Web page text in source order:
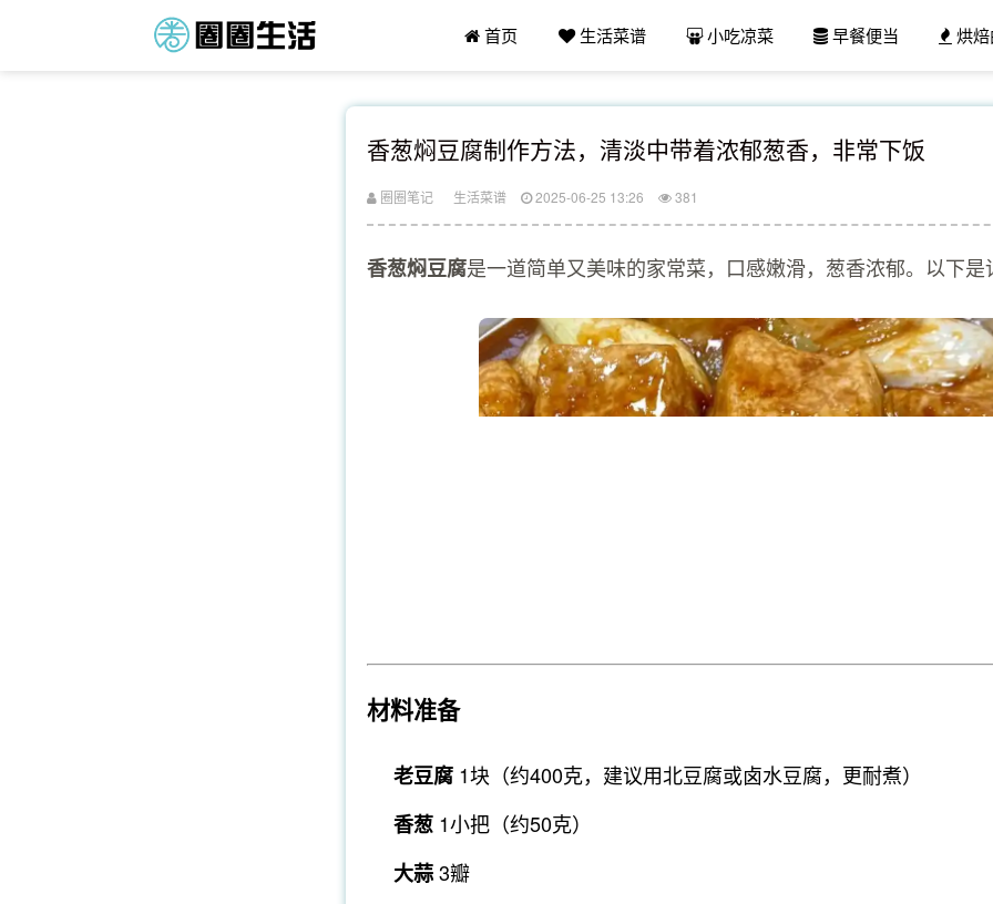
首页 生活菜谱 小吃凉菜 早餐便当 烘
香葱焖豆腐制作方法，清淡中带着浓郁葱香，非常下饭
圈圈笔记 生活菜谱 2025-06-25 13:26 381
香葱焖豆腐是一道简单又美味的家常菜，口感嫩滑，葱香浓郁。以下是
材料准备
老豆腐1块（约400克，建议用北豆腐或卤水豆腐，更耐煮）
香葱1小把（约50克）
大蒜3瓣